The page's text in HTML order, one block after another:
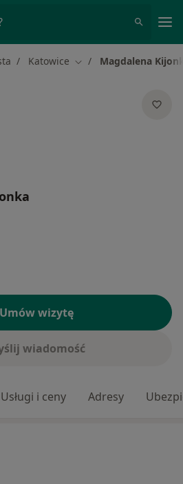
Katowice Zmień miasto
Magdalena
Umów wizytę
wiadomość
Usługi i ceny Adresy